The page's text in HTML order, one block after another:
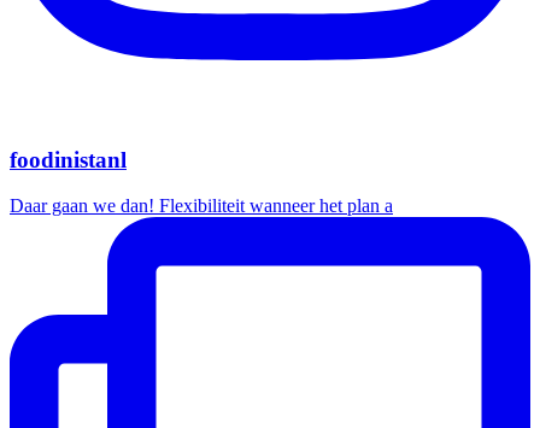
foodinistanl
Daar gaan we dan! Flexibiliteit wanneer het plan a